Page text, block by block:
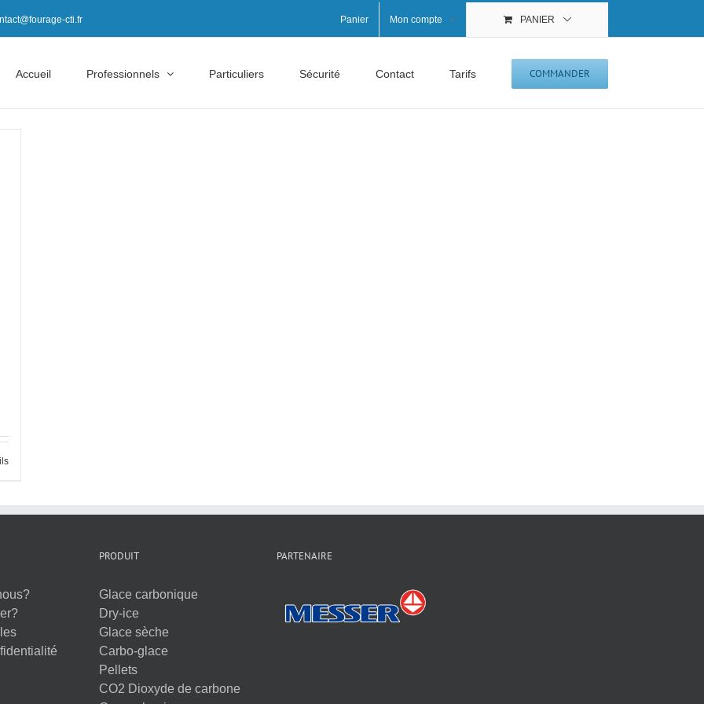
cti.fr Panier Mon compte PANIER
Accueil Professionnels Particuliers Sécurité Contact Tarifs COMMANDER
PRODUIT
Glace carbonique
Dry-ice
Glace sèche
Carbo-glace
Pellets
CO2 Dioxyde de carbone
PARTENAIRE